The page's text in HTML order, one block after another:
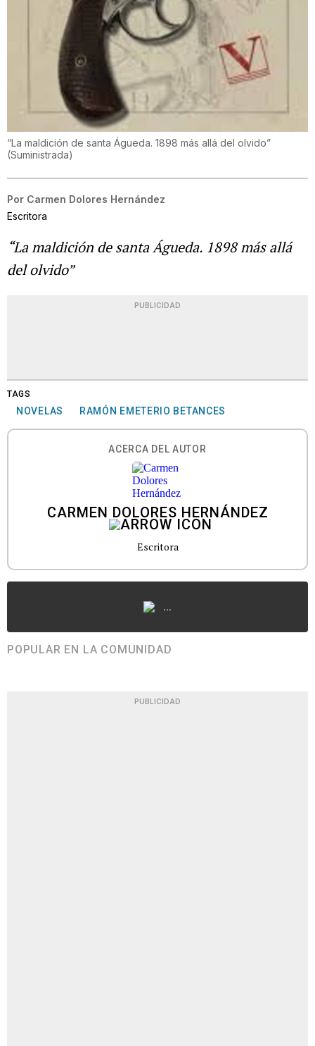
“La maldición de santa Águeda. 1898 más allá del olvido”
(Suministrada)
Por Carmen Dolores Hernández
Escritora
“La maldición de santa Águeda. 1898 más allá
del olvido”
PUBLICIDAD
TAGS
NOVELAS RAMÓN EMETERIO BETANCES
ACERCA DEL AUTOR
CARMEN DOLORES HERNÁNDEZ
Escritora
...
POPULAR EN LA COMUNIDAD
PUBLICIDAD